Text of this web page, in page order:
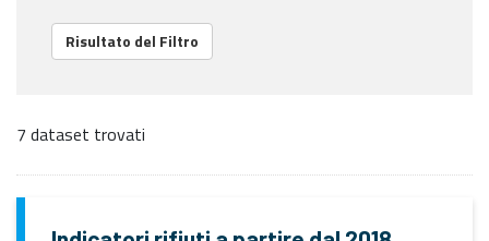
Risultato del Filtro
7 dataset trovati